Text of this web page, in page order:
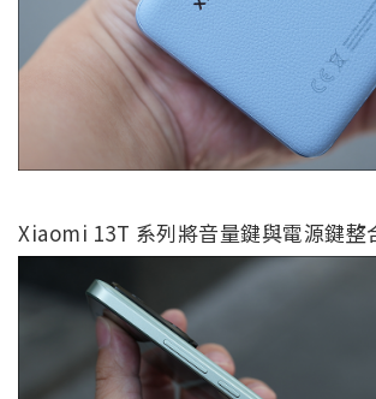
Xiaomi 13T 系列將音量鍵與電源鍵整